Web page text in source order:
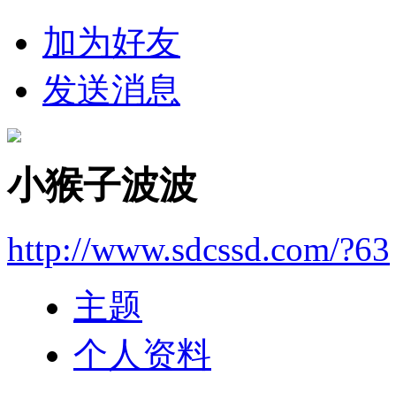
加为好友
发送消息
小猴子波波
http://www.sdcssd.com/?63
主题
个人资料